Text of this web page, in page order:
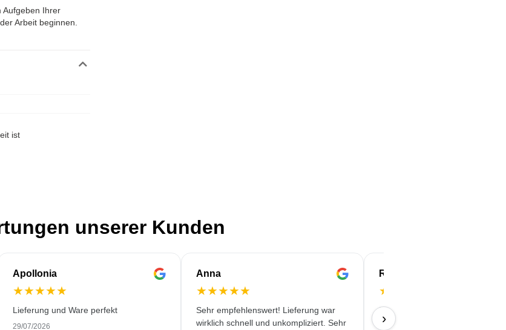
Aufgeben Ihrer
Arbeit beginnen.
ist
unserer Kunden
Apollonia
★★★★★
Lieferung und Ware perfekt
29/07/2026
Anna
★★★★★
Sehr empfehlenswert! Lieferung war
wirklich schnell und unkompliziert. Sehr
Rachida
★
Professionelles Auftreten. Klare
korrekte Vereinbarungen.
›